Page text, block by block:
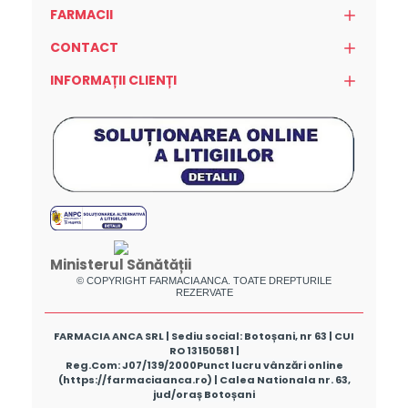
FARMACII
CONTACT
INFORMAȚII CLIENȚI
Ministerul Sănătății
© COPYRIGHT FARMACIA ANCA. TOATE DREPTURILE
REZERVATE
FARMACIA ANCA SRL | Sediu social: Botoșani, nr 63 | CUI
RO 13150581 |
Reg.Com: J07/139/2000Punct lucru vânzări online
(https://farmaciaanca.ro) | Calea Nationala nr. 63,
jud/oraș Botoșani